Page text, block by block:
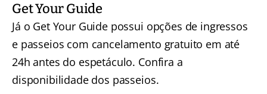
Get Your Guide
Já o Get Your Guidepossui opções de ingressos
e passeios com cancelamento gratuito em até
24h antes do espetáculo. Confira a
disponibilidade dos passeios.